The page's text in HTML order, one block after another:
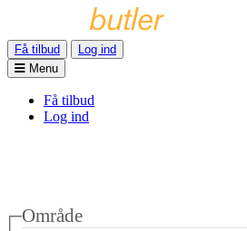
Få tilbud
Log ind
Menu
Få tilbud
Log ind
Område